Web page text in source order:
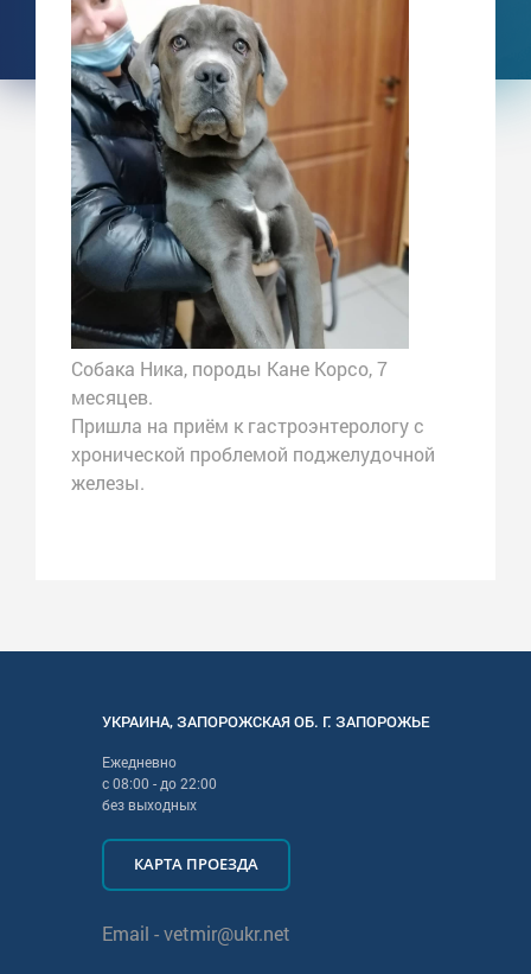
Собака Ника, породы Кане Корсо, 7
месяцев.
Пришла на приём к гастроэнтерологу с
хронической проблемой поджелудочной
железы.
УКРАИНА,ЗАПОРОЖСКАЯОБ. Г. ЗАПОРОЖЬЕ
Ежедневно
с08:00 - до22:00
без выходных
КАРТА ПРОЕЗДА
Email -vetmir@ukr.net